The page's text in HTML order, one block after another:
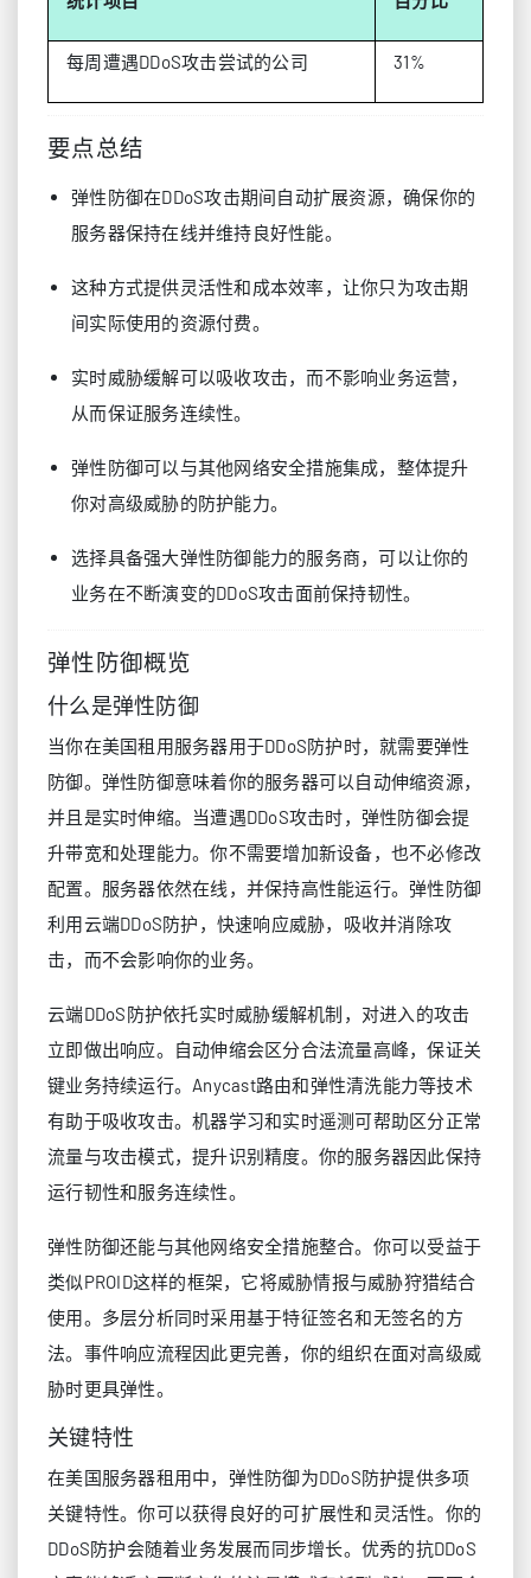
每周遭遇DDoS攻击尝试的公司 31%
要点总结
弹性防御在DDoS攻击期间自动扩展资源，确保你的
服务器保持在线并维持良好性能。
这种方式提供灵活性和成本效率，让你只为攻击期
间实际使用的资源付费。
实时威胁缓解可以吸收攻击，而不影响业务运营，
从而保证服务连续性。
弹性防御可以与其他网络安全措施集成，整体提升
你对高级威胁的防护能力。
选择具备强大弹性防御能力的服务商，可以让你的
业务在不断演变的DDoS攻击面前保持韧性。
弹性防御概览
什么是弹性防御
当你在美国租用服务器用于DDoS防护时，就需要弹性
防御。弹性防御意味着你的服务器可以自动伸缩资源，
并且是实时伸缩。当遭遇DDoS攻击时，弹性防御会提
升带宽和处理能力。你不需要增加新设备，也不必修改
配置。服务器依然在线，并保持高性能运行。弹性防御
利用云端DDoS防护，快速响应威胁，吸收并消除攻
击，而不会影响你的业务。
云端DDoS防护依托实时威胁缓解机制，对进入的攻击
立即做出响应。自动伸缩会区分合法流量高峰，保证关
键业务持续运行。Anycast路由和弹性清洗能力等技术
有助于吸收攻击。机器学习和实时遥测可帮助区分正常
流量与攻击模式，提升识别精度。你的服务器因此保持
运行韧性和服务连续性。
弹性防御还能与其他网络安全措施整合。你可以受益于
类似PROID这样的框架，它将威胁情报与威胁狩猎结合
使用。多层分析同时采用基于特征签名和无签名的方
法。事件响应流程因此更完善，你的组织在面对高级威
胁时更具弹性。
关键特性
在美国服务器租用中，弹性防御为DDoS防护提供多项
关键特性。你可以获得良好的可扩展性和灵活性。你的
DDoS防护会随着业务发展而同步增长。优秀的抗DDoS